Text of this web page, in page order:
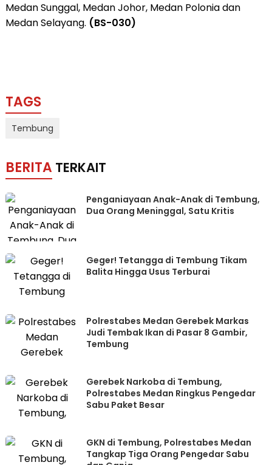
Medan Sunggal, Medan Johor, Medan Polonia dan
Medan Selayang. (BS-030)
TAGS
Tembung
BERITA TERKAIT
Penganiayaan Anak-Anak di Tembung,
Dua Orang Meninggal, Satu Kritis
Geger! Tetangga di Tembung Tikam
Balita Hingga Usus Terburai
Polrestabes Medan Gerebek Markas
Judi Tembak Ikan di Pasar 8 Gambir,
Tembung
Gerebek Narkoba di Tembung,
Polrestabes Medan Ringkus Pengedar
Sabu Paket Besar
GKN di Tembung, Polrestabes Medan
Tangkap Tiga Orang Pengedar Sabu